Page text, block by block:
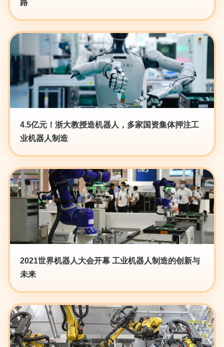
路
4.5亿元！浙大教授造机器人，多家国资集体押注工
业机器人制造
2021世界机器人大会开幕 工业机器人制造的创新与
未来